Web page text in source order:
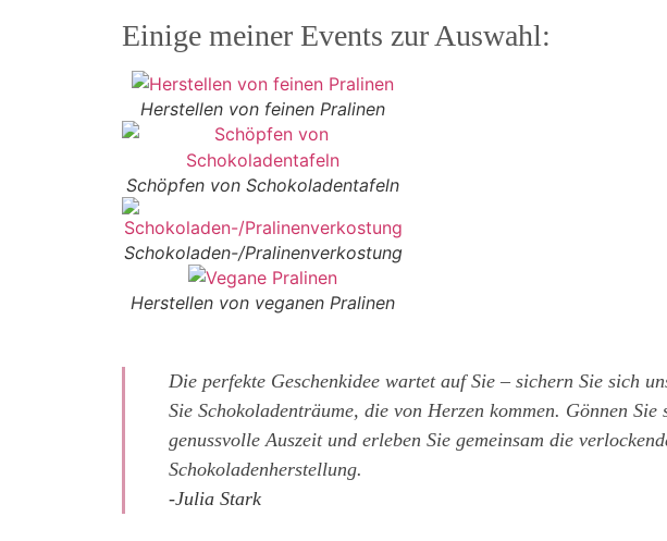
Einige meiner Events zur Auswahl:
Herstellen von feinen Pralinen
Schöpfen von Schokoladentafeln
Schokoladen-/Pralinenverkostung
Herstellen von veganen Pralinen
Die perfekte Geschenkidee wartet auf Sie – sichern Sie sich
Sie Schokoladenträume, die von Herzen kommen. Gönnen
genussvolle Auszeit und erleben Sie gemeinsam die
Schokoladenherstellung.
-Julia Stark